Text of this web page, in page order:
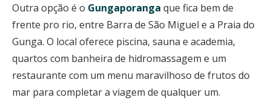
Outra opção é o Gungaporanga que fica bem de
frente pro rio, entre Barra de São Miguel e a Praia do
Gunga. O local oferece piscina, sauna e academia,
quartos com banheira de hidromassagem e um
restaurante com um menu maravilhoso de frutos do
mar para completar a viagem de qualquer um.